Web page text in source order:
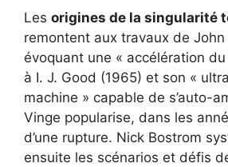
Les origines de la singularité
remontent aux travaux de
évoquant une « accélération
à I. J. Good (1965) et son «
machine » capable de s’auto-
Vinge popularise, dans les
d’une rupture. Nick Bostrom
ensuite les scénarios et défis